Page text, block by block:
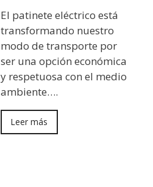
El patinete eléctrico está
transformando nuestro
modo de transporte por
ser una opción económica
y respetuosa con el medio
ambiente….
Leer más